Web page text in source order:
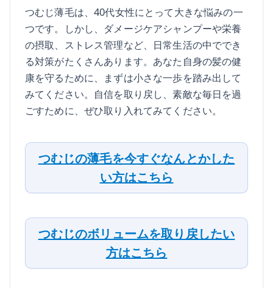
つむじ薄毛は、40代女性にとって大きな悩みの一
つです。しかし、ダメージケアシャンプーや栄養
の摂取、ストレス管理など、日常生活の中ででき
る対策がたくさんあります。あなた自身の髪の健
康を守るために、まずは小さな一歩を踏み出して
みてください。自信を取り戻し、素敵な毎日を過
ごすために、ぜひ取り入れてみてください。
つむじの薄毛を今すぐなんとかした
い方はこちら
つむじのボリュームを取り戻したい
方はこちら